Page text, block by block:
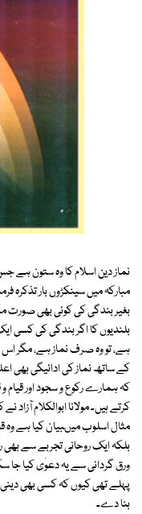
نماز دین اسلام کا وہ ستون
مبارکہ میں سینکڑوں بار تذکرہ
بغیر بندگی کی کوئی بھی صورت
بلندیوں کا اگر بندگی کی کسی
ہے، تو وہ صرف نماز ہے، مگر
کے ساتھ نماز کی ادائیگی بھی
کہ ہمارے رکوع و سجود اور
کرتے ہیں۔ مولانا ابوالکلام
مثال اسلوب میںبیان کیا ہے
بلکہ ایک روحانی تجربے سے
ورق گردانی سے یہ دعوٰی کیا جا
پہلے تھی کیوں کہ کسی بھی دینی
بنا دے۔